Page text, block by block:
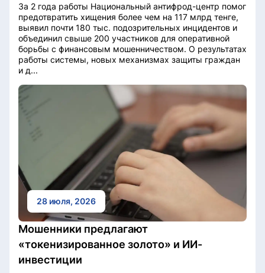
За 2 года работы Национальный антифрод-центр помог
предотвратить хищения более чем на 117 млрд тенге,
выявил почти 180 тыс. подозрительных инцидентов и
объединил свыше 200 участников для оперативной
борьбы с финансовым мошенничеством. О результатах
работы системы, новых механизмах защиты граждан
и д...
28 июля, 2026
Мошенники предлагают
«токенизированное золото» и ИИ-
инвестиции